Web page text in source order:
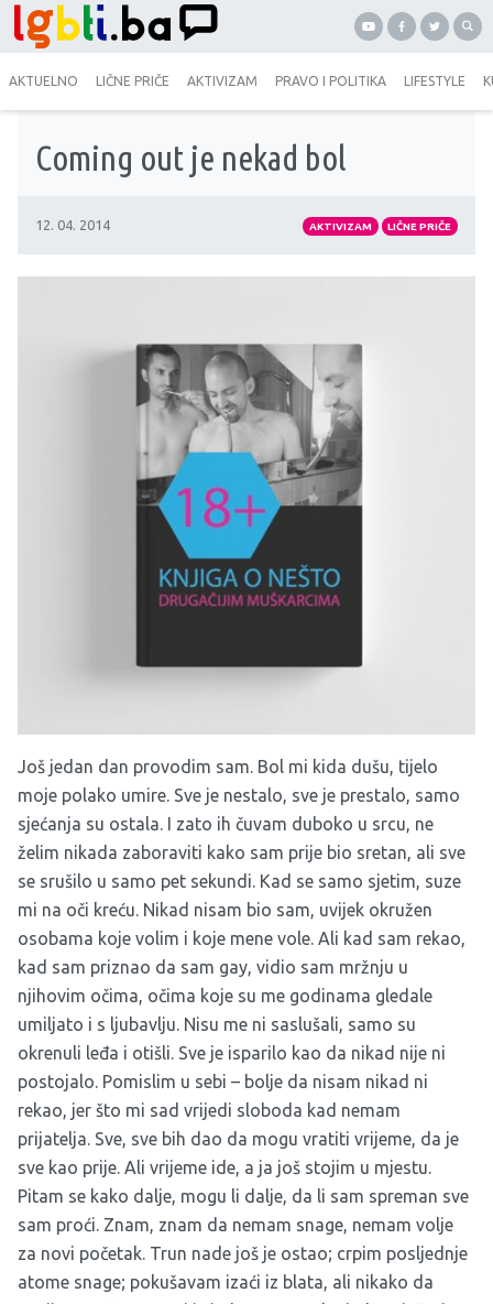
AKTUELNO LIČNE PRIČE AKTIVIZAM PRAVO I POLITIKA LIFESTYLE
Coming out je nekad bol
12. 04. 2014 AKTIVIZAM LIČNE PRIČE
Još jedan dan provodim sam. Bol mi kida dušu, tijelo
moje polako umire. Sve je nestalo, sve je prestalo, samo
sjećanja su ostala. I zato ih čuvam duboko u srcu, ne
želim nikada zaboraviti kako sam prije bio sretan, ali sve
se srušilo u samo pet sekundi. Kad se samo sjetim, suze
mi na oči kreću. Nikad nisam bio sam, uvijek okružen
osobama koje volim i koje mene vole. Ali kad sam rekao,
kad sam priznao da sam gay, vidio sam mržnju u
njihovim očima, očima koje su me godinama gledale
umiljato i s ljubavlju. Nisu me ni saslušali, samo su
okrenuli leđa i otišli. Sve je isparilo kao da nikad nije ni
postojalo. Pomislim u sebi – bolje da nisam nikad ni
rekao, jer što mi sad vrijedi sloboda kad nemam
prijatelja. Sve, sve bih dao da mogu vratiti vrijeme, da je
sve kao prije. Ali vrijeme ide, a ja još stojim u mjestu.
Pitam se kako dalje, mogu li dalje, da li sam spreman sve
sam proći. Znam, znam da nemam snage, nemam volje
za novi početak. Trun nade još je ostao; crpim posljednje
atome snage; pokušavam izaći iz blata, ali nikako da